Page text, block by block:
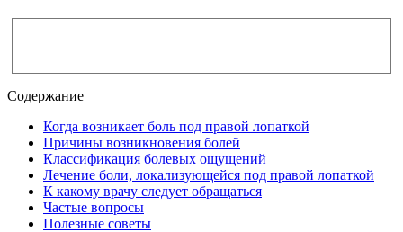
Содержание
Когда возникает боль под правой лопаткой
Причины возникновения болей
Классификация болевых ощущений
Лечение боли, локализующейся под правой лопаткой
К какому врачу следует обращаться
Частые вопросы
Полезные советы